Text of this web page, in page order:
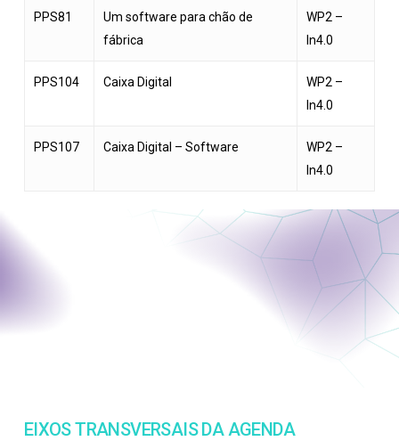
PPS81
Um software para chão de
fábrica
WP2 –
In4.0
PPS104 Caixa Digital
WP2 –
In4.0
PPS107 Caixa Digital – Software
WP2 –
In4.0
EIXOS TRANSVERSAIS DA AGENDA